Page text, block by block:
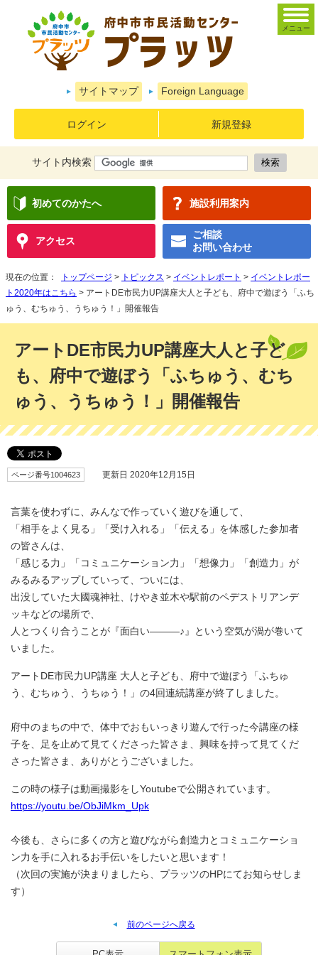
サイトマップ Foreign Language
ログイン 新規登録
サイト内検索
初めてのかたへ 施設利用案内
アクセス
ご相談
お問い合わせ
メニュー
現在の位置： トップページ > トピックス > イベントレポート > イベントレポー
ト2020年はこちら > アートDE市民力UP講座大人と子ども、府中で遊ぼう「ふち
ゅう、むちゅう、うちゅう！」開催報告
アートDE市民力UP講座大人と子ど
も、府中で遊ぼう「ふちゅう、むち
ゅう、うちゅう！」開催報告
ページ番号1004623 更新日 2020年12月15日
言葉を使わずに、みんなで作っていく遊びを通して、
「相手をよく見る」「受け入れる」「伝える」を体感した参加者
の皆さんは、
「感じる力」「コミュニケーション力」「想像力」「創造力」が
みるみるアップしていって、ついには、
出没していた大國魂神社、けやき並木や駅前のペデストリアンデ
ッキなどの場所で、
人とつくり合うことが『面白い―――♪』という空気が渦が巻いて
いました。
アートDE市民力UP講座 大人と子ども、府中で遊ぼう「ふちゅ
う、むちゅう、うちゅう！」の4回連続講座が終了しました。
府中のまちの中で、体中でおもいっきり遊んで行った今講座の様
子を、足を止めて見てくださった皆さま、興味を持って見てくだ
さった皆さま、ありがとうございました。
この時の様子は動画撮影をしYoutubeで公開されています。
https://youtu.be/ObJiMkm_Upk
今後も、さらに多くの方と遊びながら創造力とコミュニケーショ
ン力を手に入れるお手伝いをしたいと思います！
（次回の実施が決まりましたら、プラッツのHPにてお知らせしま
す）
前のページへ戻る